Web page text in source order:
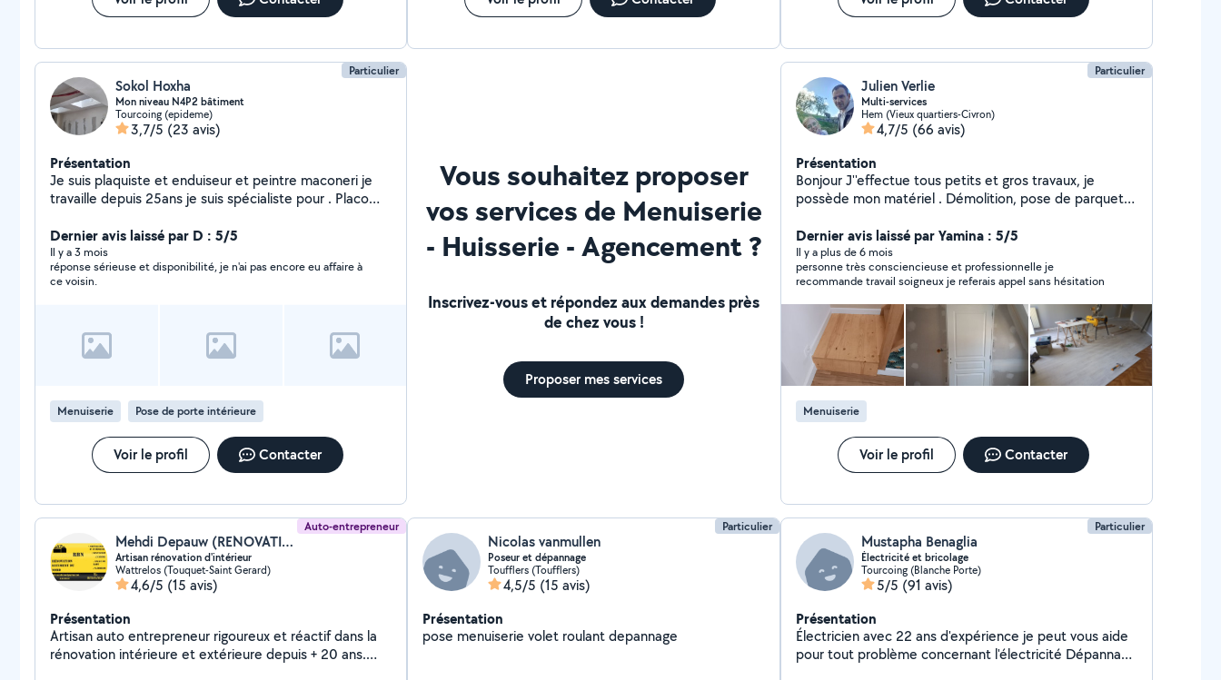
Particulier
Sokol Hoxha
Mon niveau N4P2 bâtiment
Tourcoing (epideme)
3,7/5 (23 avis)
Présentation
Je suis plaquiste et enduiseur et peintre maconeri je
travaille depuis 25ans je suis spécialiste pour . Placo
contacter
Dernier avis laissé par D : 5/5
Il y a 3 mois
réponse sérieuse et disponibilité, je n'ai pas encore eu affaire à
ce voisin.
Menuiserie Pose de porte intérieure
Voir le profil Contacter
Vous souhaitez proposer
vos services de Menuiserie
- Huisserie - Agencement ?
Inscrivez-vous et répondez aux demandes près
de chez vous !
Proposer mes services
Particulier
Julien Verlie
Multi-services
Hem (Vieux quartiers-Civron)
4,7/5 (66 avis)
Présentation
Bonjour J''effectue tous petits et gros travaux, je
possède mon matériel . Démolition, pose de parquets,
meuble, plomberie ,,pose de store, jardinage, pelouse,
taille de haie,.... J'ai fait mon experience dans le
bâtiment en réalisant moi même la rénovation
complète de 4 maisons personnelles , je possede donc
pas mal d'experience dans ce domaine. De plus j'adore
bricoler. Je peux également conseiller. A bientôt.
Dernier avis laissé par Yamina : 5/5
Il y a plus de 6 mois
personne très consciencieuse et professionnelle je
recommande travail soigneux je referais appel sans hésitation
Menuiserie
Voir le profil Contacter
Auto-entrepreneur
Mehdi Depauw (RENOVATION BATIMENT DU NORD)
Artisan rénovation d'intérieur
Wattrelos (Touquet-Saint Gerard)
4,6/5 (15 avis)
Présentation
Artisan auto entrepreneur rigoureux et réactif dans la
rénovation intérieure et extérieure depuis + 20 ans.
Particulier
Nicolas vanmullen
Poseur et dépannage
Toufflers (Toufflers)
4,5/5 (15 avis)
Présentation
pose menuiserie volet roulant depannage
Particulier
Mustapha Benaglia
Électricité et bricolage
Tourcoing (Blanche Porte)
5/5 (91 avis)
Présentation
Électricien avec 22 ans d'expérience je peut vous aide
pour tout problème concernant l'électricité Dépannage